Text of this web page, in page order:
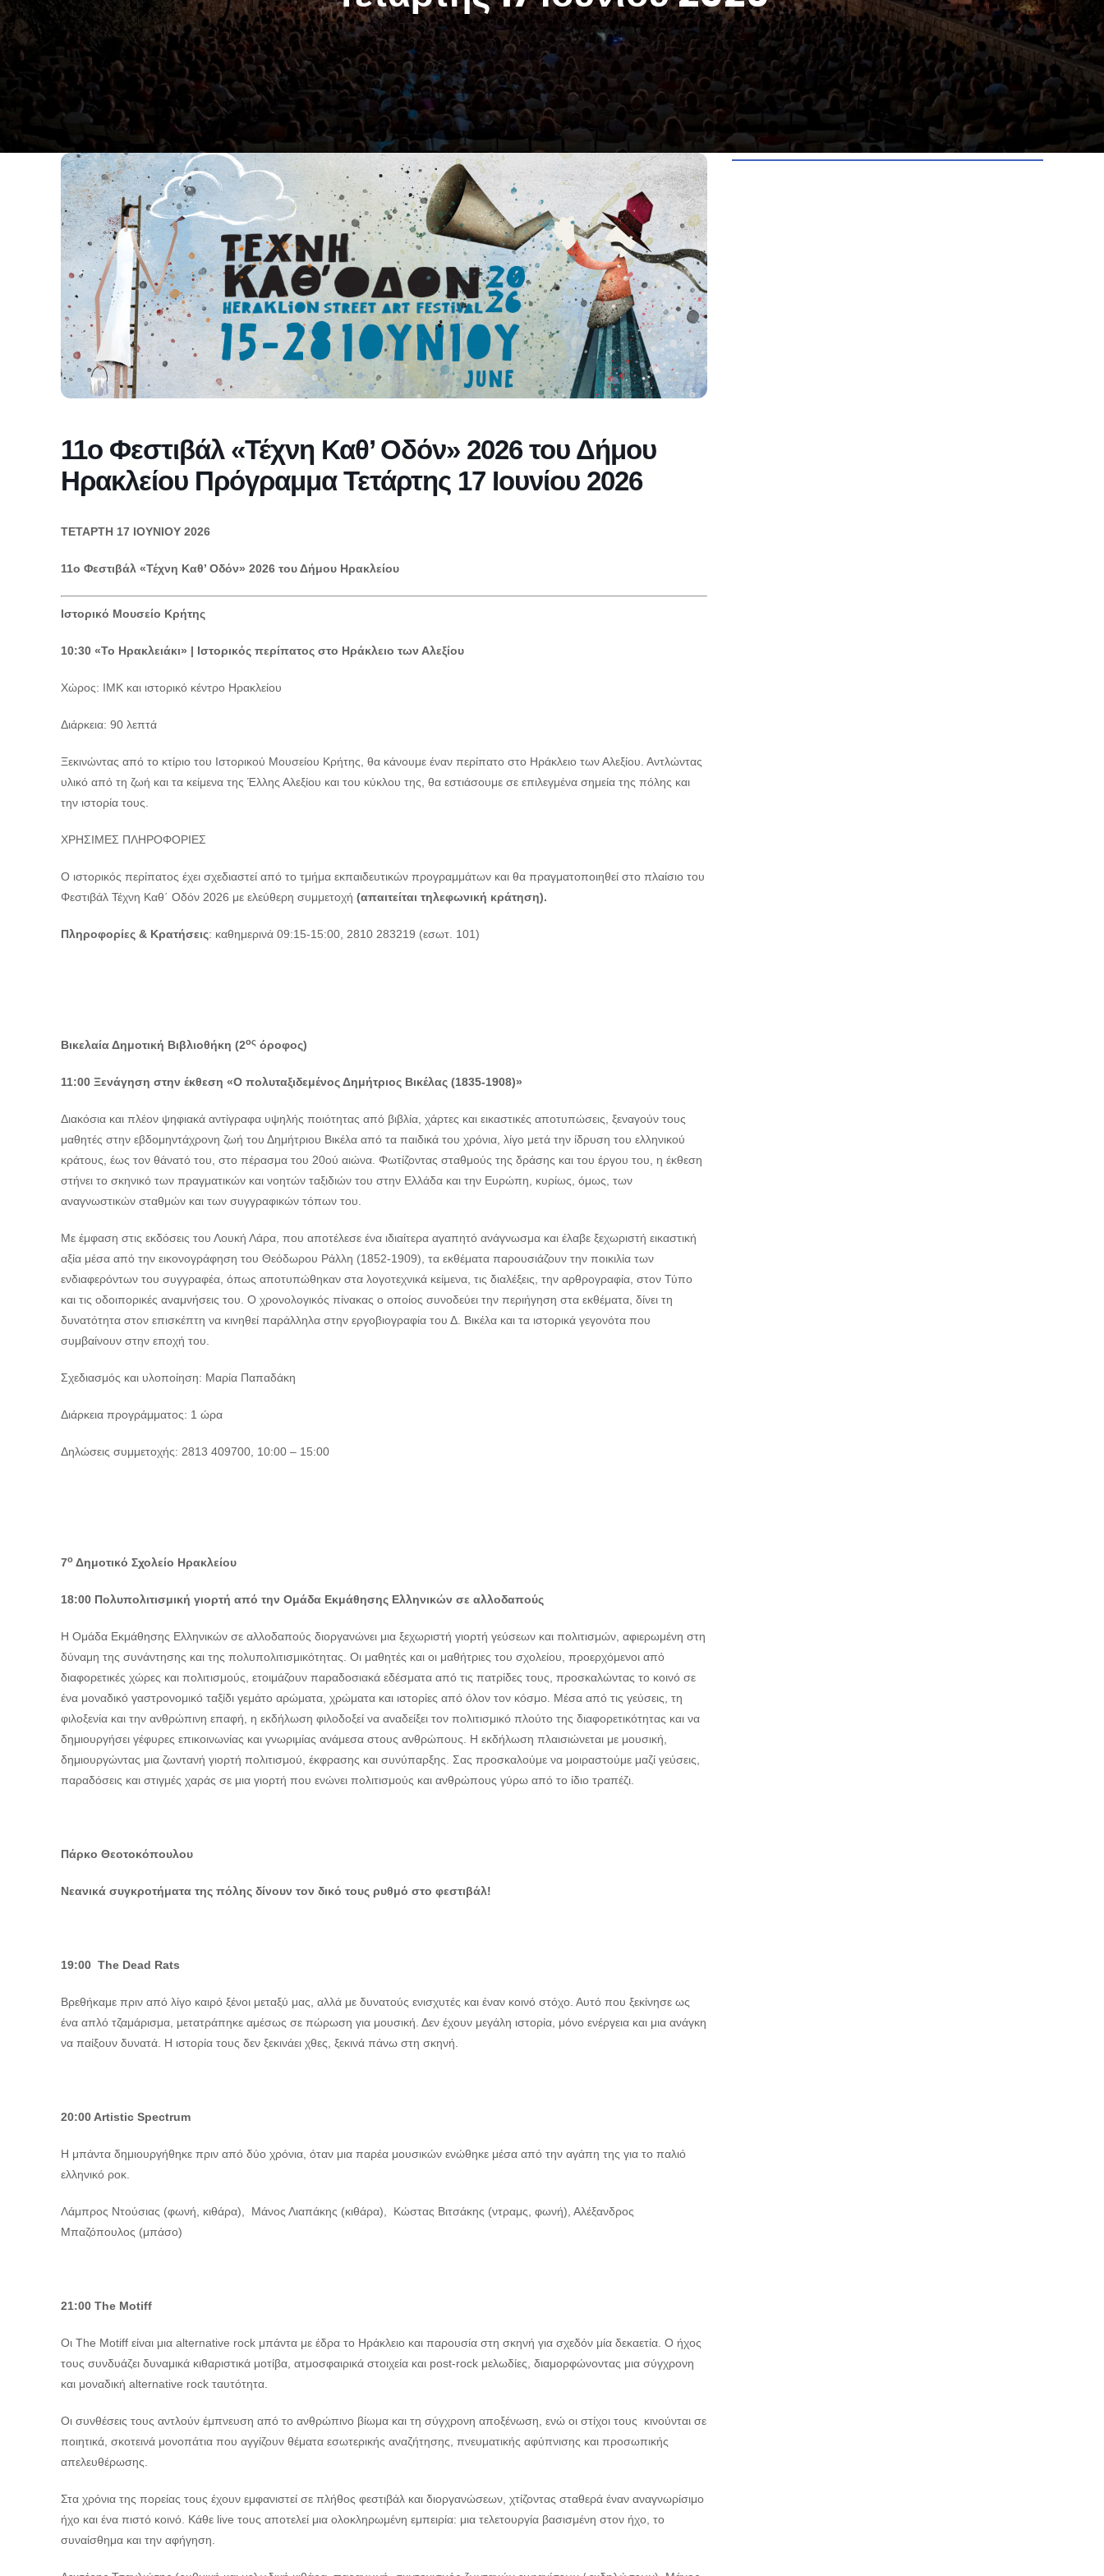
11ο Φεστιβάλ «Τέχνη Καθ’ Οδόν» 2026 του Δήμου
Ηρακλείου Πρόγραμμα Τετάρτης 17 Ιουνίου 2026
ΤΕΤΑΡΤΗ 17 ΙΟΥΝΙΟΥ 2026
11ο Φεστιβάλ «Τέχνη Καθ’ Οδόν» 2026 του Δήμου Ηρακλείου
Ιστορικό Μουσείο Κρήτης
10:30 «Το Ηρακλειάκι» | Ιστορικός περίπατος στο Ηράκλειο των Αλεξίου
Χώρος: ΙΜΚ και ιστορικό κέντρο Ηρακλείου
Διάρκεια: 90 λεπτά
Ξεκινώντας από το κτίριο του Ιστορικού Μουσείου Κρήτης, θα κάνουμε έναν περίπατο στο Ηράκλειο των Αλεξίου. Αντλώντας
υλικό από τη ζωή και τα κείμενα της Έλλης Αλεξίου και του κύκλου της, θα εστιάσουμε σε επιλεγμένα σημεία της πόλης και
την ιστορία τους.
ΧΡΗΣΙΜΕΣ ΠΛΗΡΟΦΟΡΙΕΣ
Ο ιστορικός περίπατος έχει σχεδιαστεί από το τμήμα εκπαιδευτικών προγραμμάτων και θα πραγματοποιηθεί στο πλαίσιο του
Φεστιβάλ Τέχνη Καθ΄ Οδόν 2026 με ελεύθερη συμμετοχή (απαιτείται τηλεφωνική κράτηση).
Πληροφορίες & Κρατήσεις: καθημερινά 09:15-15:00, 2810 283219 (εσωτ. 101)
Βικελαία Δημοτική Βιβλιοθήκη (2ος όροφος)
11:00 Ξενάγηση στην έκθεση «Ο πολυταξιδεμένος Δημήτριος Βικέλας (1835-1908)»
Διακόσια και πλέον ψηφιακά αντίγραφα υψηλής ποιότητας από βιβλία, χάρτες και εικαστικές αποτυπώσεις, ξεναγούν τους
μαθητές στην εβδομηντάχρονη ζωή του Δημήτριου Βικέλα από τα παιδικά του χρόνια, λίγο μετά την ίδρυση του ελληνικού
κράτους, έως τον θάνατό του, στο πέρασμα του 20ού αιώνα. Φωτίζοντας σταθμούς της δράσης και του έργου του, η έκθεση
στήνει το σκηνικό των πραγματικών και νοητών ταξιδιών του στην Ελλάδα και την Ευρώπη, κυρίως, όμως, των
αναγνωστικών σταθμών και των συγγραφικών τόπων του.
Με έμφαση στις εκδόσεις του Λουκή Λάρα, που αποτέλεσε ένα ιδιαίτερα αγαπητό ανάγνωσμα και έλαβε ξεχωριστή εικαστική
αξία μέσα από την εικονογράφηση του Θεόδωρου Ράλλη (1852-1909), τα εκθέματα παρουσιάζουν την ποικιλία των
ενδιαφερόντων του συγγραφέα, όπως αποτυπώθηκαν στα λογοτεχνικά κείμενα, τις διαλέξεις, την αρθρογραφία, στον Τύπο
και τις οδοιπορικές αναμνήσεις του. Ο χρονολογικός πίνακας ο οποίος συνοδεύει την περιήγηση στα εκθέματα, δίνει τη
δυνατότητα στον επισκέπτη να κινηθεί παράλληλα στην εργοβιογραφία του Δ. Βικέλα και τα ιστορικά γεγονότα που
συμβαίνουν στην εποχή του.
Σχεδιασμός και υλοποίηση: Μαρία Παπαδάκη
Διάρκεια προγράμματος: 1 ώρα
Δηλώσεις συμμετοχής: 2813 409700, 10:00 – 15:00
7ο Δημοτικό Σχολείο Ηρακλείου
18:00 Πολυπολιτισμική γιορτή από την Ομάδα Εκμάθησης Ελληνικών σε αλλοδαπούς
Η Ομάδα Εκμάθησης Ελληνικών σε αλλοδαπούς διοργανώνει μια ξεχωριστή γιορτή γεύσεων και πολιτισμών, αφιερωμένη στη
δύναμη της συνάντησης και της πολυπολιτισμικότητας. Οι μαθητές και οι μαθήτριες του σχολείου, προερχόμενοι από
διαφορετικές χώρες και πολιτισμούς, ετοιμάζουν παραδοσιακά εδέσματα από τις πατρίδες τους, προσκαλώντας το κοινό σε
ένα μοναδικό γαστρονομικό ταξίδι γεμάτο αρώματα, χρώματα και ιστορίες από όλον τον κόσμο. Μέσα από τις γεύσεις, τη
φιλοξενία και την ανθρώπινη επαφή, η εκδήλωση φιλοδοξεί να αναδείξει τον πολιτισμικό πλούτο της διαφορετικότητας και να
δημιουργήσει γέφυρες επικοινωνίας και γνωριμίας ανάμεσα στους ανθρώπους. Η εκδήλωση πλαισιώνεται με μουσική,
δημιουργώντας μια ζωντανή γιορτή πολιτισμού, έκφρασης και συνύπαρξης. Σας προσκαλούμε να μοιραστούμε μαζί γεύσεις,
παραδόσεις και στιγμές χαράς σε μια γιορτή που ενώνει πολιτισμούς και ανθρώπους γύρω από το ίδιο τραπέζι.
Πάρκο Θεοτοκόπουλου
Νεανικά συγκροτήματα της πόλης δίνουν τον δικό τους ρυθμό στο φεστιβάλ!
19:00 The Dead Rats
Βρεθήκαμε πριν από λίγο καιρό ξένοι μεταξύ μας, αλλά με δυνατούς ενισχυτές και έναν κοινό στόχο. Αυτό που ξεκίνησε ως
ένα απλό τζαμάρισμα, μετατράπηκε αμέσως σε πώρωση για μουσική. Δεν έχουν μεγάλη ιστορία, μόνο ενέργεια και μια ανάγκη
να παίξουν δυνατά. Η ιστορία τους δεν ξεκινάει χθες, ξεκινά πάνω στη σκηνή.
20:00Artistic Spectrum
Η μπάντα δημιουργήθηκε πριν από δύο χρόνια, όταν μια παρέα μουσικών ενώθηκε μέσα από την αγάπη της για το παλιό
ελληνικό ροκ.
Λάμπρος Ντούσιας (φωνή, κιθάρα), Μάνος Λιαπάκης (κιθάρα), Κώστας Βιτσάκης (ντραμς, φωνή), Αλέξανδρος
Μπαζόπουλος (μπάσο)
21:00 The Motiff
Οι The Motiff είναι μια alternative rock μπάντα με έδρα το Ηράκλειο και παρουσία στη σκηνή για σχεδόν μία δεκαετία. Ο ήχος
τους συνδυάζει δυναμικά κιθαριστικά μοτίβα, ατμοσφαιρικά στοιχεία και post‐rock μελωδίες, διαμορφώνοντας μια σύγχρονη
και μοναδική alternative rock ταυτότητα.
Οι συνθέσεις τους αντλούν έμπνευση από το ανθρώπινο βίωμα και τη σύγχρονη αποξένωση, ενώ οι στίχοι τους κινούνται σε
ποιητικά, σκοτεινά μονοπάτια που αγγίζουν θέματα εσωτερικής αναζήτησης, πνευματικής αφύπνισης και προσωπικής
απελευθέρωσης.
Στα χρόνια της πορείας τους έχουν εμφανιστεί σε πλήθος φεστιβάλ και διοργανώσεων, χτίζοντας σταθερά έναν αναγνωρίσιμο
ήχο και ένα πιστό κοινό. Κάθε live τους αποτελεί μια ολοκληρωμένη εμπειρία: μια τελετουργία βασισμένη στον ήχο, το
συναίσθημα και την αφήγηση.